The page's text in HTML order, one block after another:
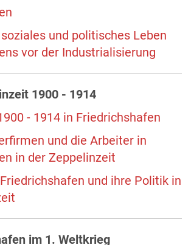
und politisches Leben
vor der Industrialisierung
1900 - 1914
- 1914 in Friedrichshafen
und die Arbeiter in
in der Zeppelinzeit
und ihre Politik in
im 1. Weltkrieg